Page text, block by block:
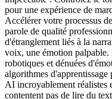
pour une expérience de
Accélérer votre processus
parole de qualité
d'étranglement liés à la
voix, une émotion
robotiques et dénuées
algorithmes
AI incroyablement réalistes
contentent pas de lire du